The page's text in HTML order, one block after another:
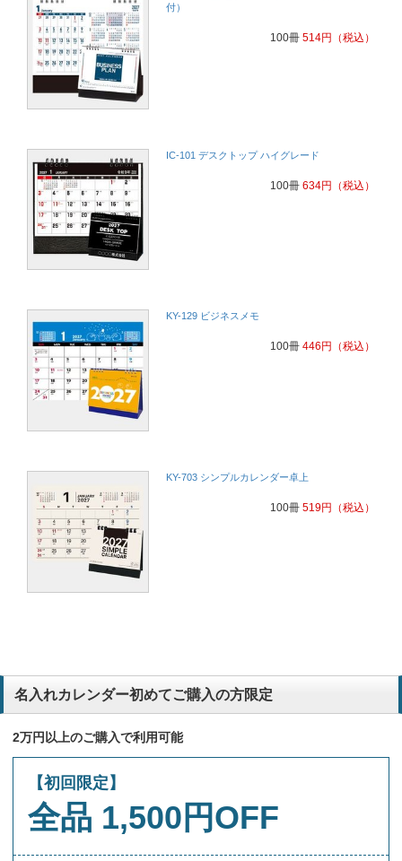
付）
100冊 514円 （税込）
IC-101 デスクトップ ハイグレード
100冊 634円 （税込）
KY-129 ビジネスメモ
100冊 446 円 （税込）
KY-703 シンプルカレンダー卓上
100冊 519円 （税込）
名入れカレンダー初めてご購入の方限定
2万円以上のご購入で利用可能
【初回限定】
全品 1,500円OFF